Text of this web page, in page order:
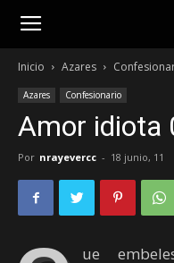
panfletonegro
Inicio Azares
Azares Confesionario
Amor idiota
Por nrayevercc - 18 junio, 11
ue